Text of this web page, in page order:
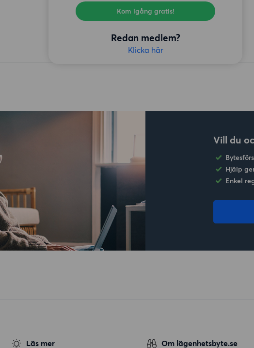
Kom igång gratis!
Redan medlem?
Klicka här
Vill du
Hjälp
Enkel
Läs mer Om lägenhetsbyte.se